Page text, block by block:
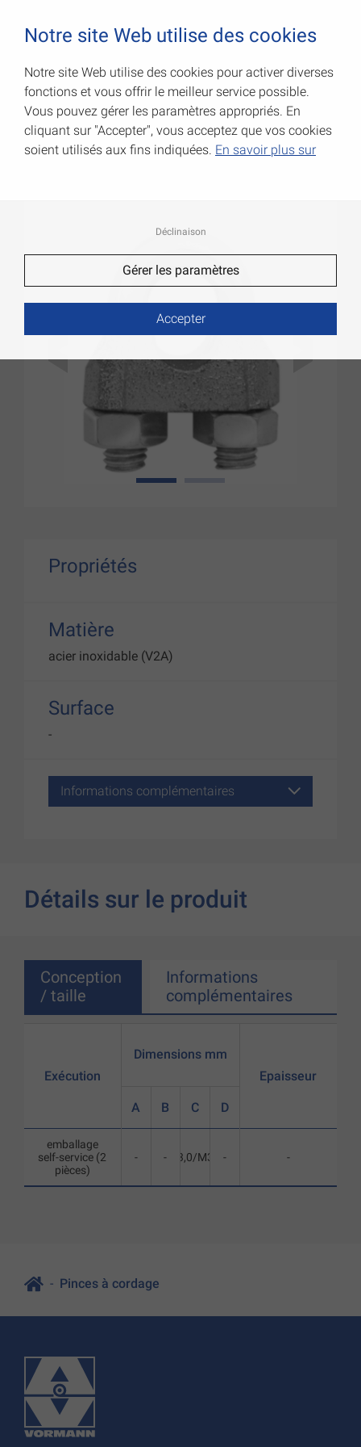
Pinces à cordage
Code Art.: 007900790AV
1
Propriétés
Matière
acier inoxidable (V2A)
Surface
-
Informations complémentaires
Détails sur le produit
Conception
/ taille
Informations
complémentaires
Exécution
emballage
self-service (2
pièces)
Dimensions mm
A B C D
- - 3,0/M3 -
Epaisseur
-
Pinces à cordage
Notre site Web utilise des cookies
Notre site Web utilise des cookies pour activer diverses
fonctions et vous offrir le meilleur service possible.
Vous pouvez gérer les paramètres appropriés. En
cliquant sur "Accepter", vous acceptez que vos cookies
soient utilisés aux fins indiquées. En savoir plus sur
Déclinaison
Gérer les paramètres
Accepter